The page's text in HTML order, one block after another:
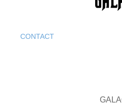
CONTACT